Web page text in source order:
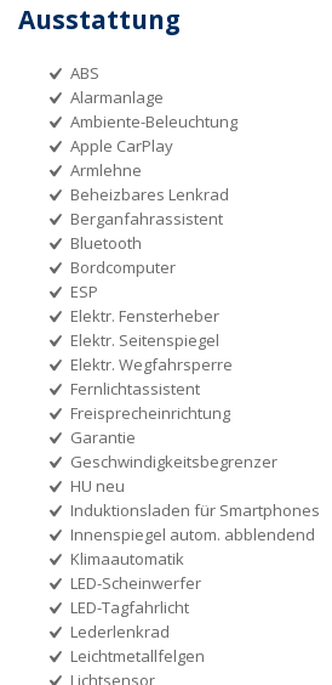
Ausstattung
ABS
Alarmanlage
Ambiente-Beleuchtung
Apple CarPlay
Armlehne
Beheizbares Lenkrad
Berganfahrassistent
Bluetooth
Bordcomputer
ESP
Elektr. Fensterheber
Elektr. Seitenspiegel
Elektr. Wegfahrsperre
Fernlichtassistent
Freisprecheinrichtung
Garantie
Geschwindigkeitsbegrenzer
HU neu
Induktionsladen für Smartphones
Innenspiegel autom. abblendend
Klimaautomatik
LED-Scheinwerfer
LED-Tagfahrlicht
Lederlenkrad
Leichtmetallfelgen
Lichtsensor